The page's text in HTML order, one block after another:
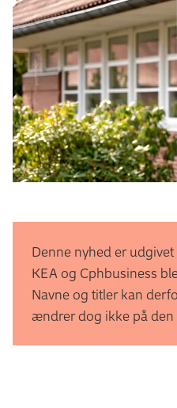
Denne nyhed er
KEA og Cphbusiness
Navne og titler kan
ændrer dog ikke på den